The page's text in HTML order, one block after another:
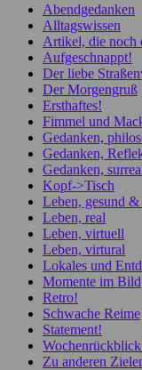
Abendgedanken
Alltagswissen
Artikel, die noch
Aufgeschnappt!
Der liebe
Der Morgengruß
Ersthaftes!
Fimmel und
Gedanken,
Gedanken,
Gedanken,
Kopf->Tisch
Leben, gesund
Leben, real
Leben, virtuell
Leben, virtural
Lokales und
Momente im Bild
Retro!
Schwache Reime
Statement!
Zu anderen